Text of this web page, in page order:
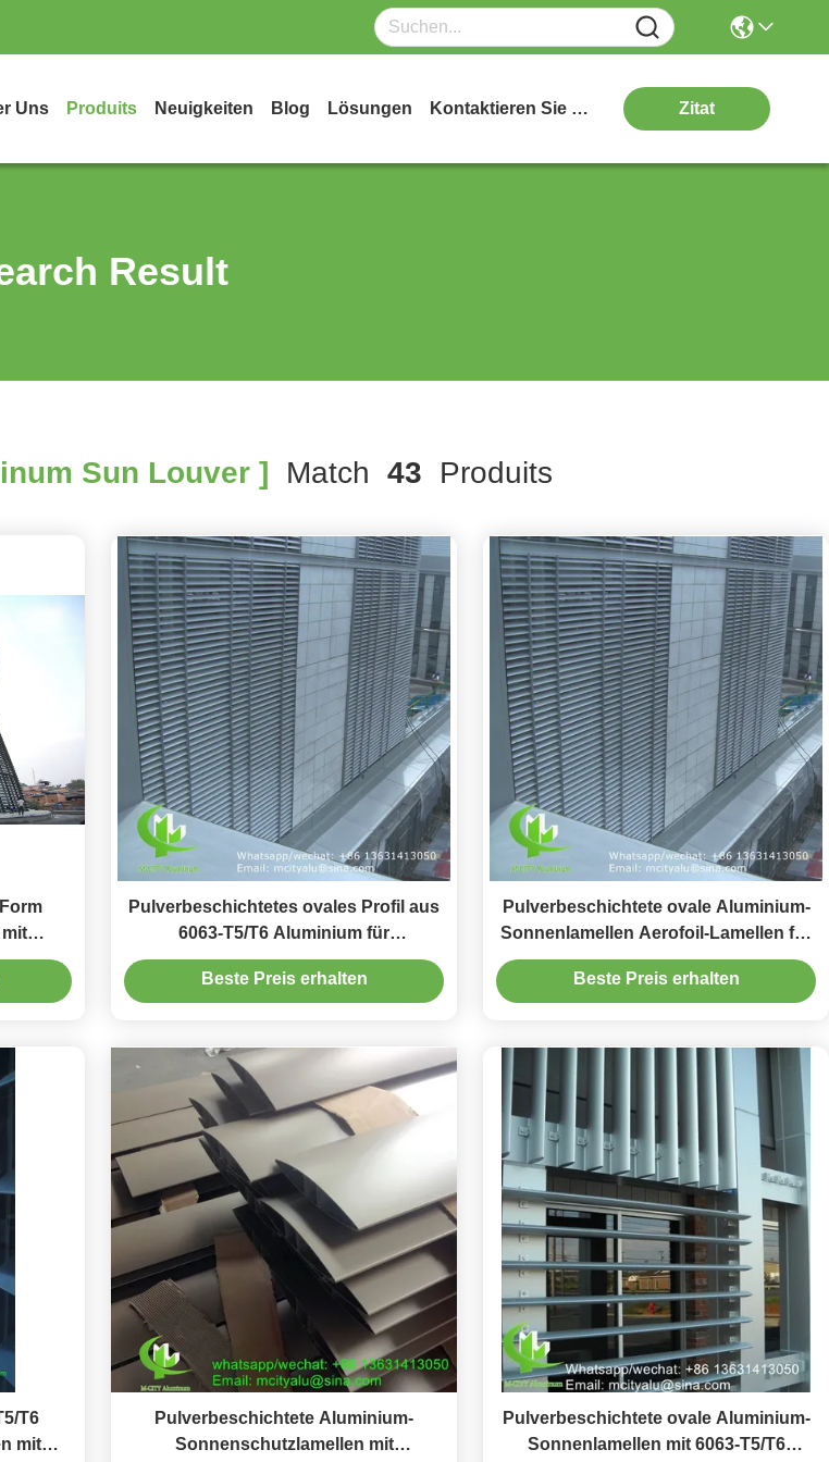
Uns Produits Neuigkeiten Blog Lösungen Kontaktieren Sie Uns Zitat
Result
Sun Louver ] Match 43 Produits
T6 für
Pulverbeschichtetes ovales Profil aus
6063-T5/T6 Aluminium für
Sonnenschutzlamellen und Fassaden
Beste Preis erhalten
Pulverbeschichtete ovale Aluminium-
Sonnenlamellen Aerofoil-Lamellen für
Fassaden-Vorhangfassaden in Größen
von 100 mm bis 600 mm
Beste Preis erhalten
T6
mit
Pulverbeschichtete Aluminium-
Sonnenschutzlamellen mit
Pulverbeschichtete ovale Aluminium-
Sonnenlamellen mit 6063-T5/T6